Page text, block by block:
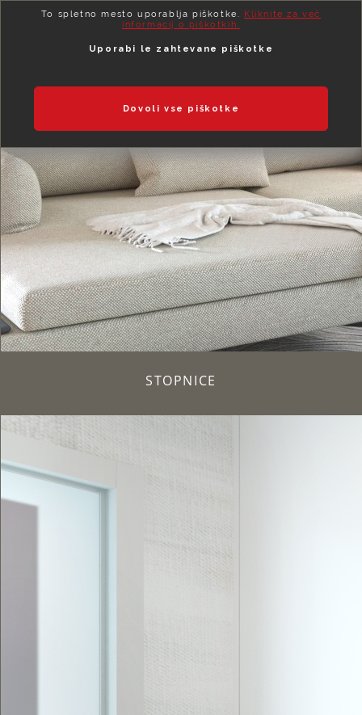
To spletno mesto uporablja piškotke. Kliknite za več
informacij o piškotkih.
Uporabi le zahtevane piškotke
Dovoli vse piškotke
STOPNICE